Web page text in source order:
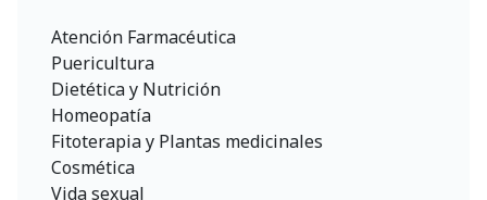
Atención Farmacéutica
Puericultura
Dietética y Nutrición
Homeopatía
Fitoterapia y Plantas medicinales
Cosmética
Vida sexual